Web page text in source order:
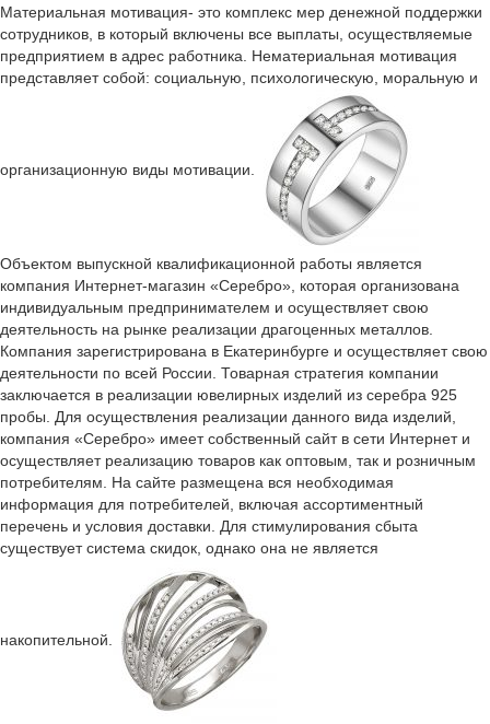
Материальная мотивация- это комплекс мер денежной поддержки
сотрудников, в который включены все выплаты, осуществляемые
предприятием в адрес работника. Нематериальная мотивация
представляет собой: социальную, психологическую, моральную и
организационную виды мотивации.
Объектом выпускной квалификационной работы является
компания Интернет-магазин «Серебро», которая организована
индивидуальным предпринимателем и осуществляет свою
деятельность на рынке реализации драгоценных металлов.
Компания зарегистрирована в Екатеринбурге и осуществляет свою
деятельности по всей России. Товарная стратегия компании
заключается в реализации ювелирных изделий из серебра 925
пробы. Для осуществления реализации данного вида изделий,
компания «Серебро» имеет собственный сайт в сети Интернет и
осуществляет реализацию товаров как оптовым, так и розничным
потребителям. На сайте размещена вся необходимая
информация для потребителей, включая ассортиментный
перечень и условия доставки. Для стимулирования сбыта
существует система скидок, однако она не является
накопительной.